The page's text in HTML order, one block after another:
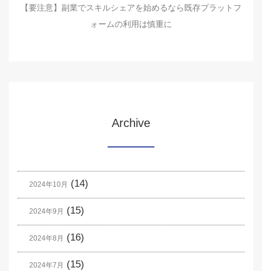
【要注意】副業でスキルシェアを始めるなら既存プラットフ
ォームの利用は慎重に
Archive
2024年10月 (14)
2024年9月 (15)
2024年8月 (16)
2024年7月 (15)